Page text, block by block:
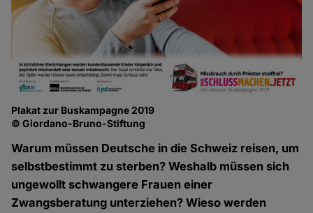
Plakat zur Buskampagne 2019
© Giordano-Bruno-Stiftung
Warum müssen Deutsche in die Schweiz reisen, um
selbstbestimmt zu sterben? Weshalb müssen sich
ungewollt schwangere Frauen einer
Zwangsberatung unterziehen? Wieso werden